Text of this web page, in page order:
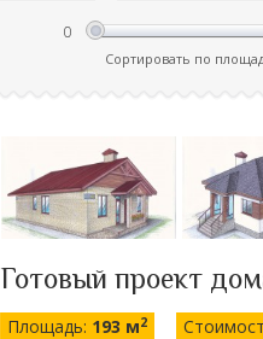
Сортировать по
Готовый проект
Площадь: 193 м2